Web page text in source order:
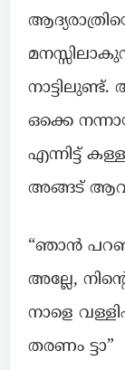
ഒക്കെ
എന്നിട്ട്
അങ്ങട്
“ഞാൻ
അല്ലേ,
നാളെ
തരണം ട്ടാ”